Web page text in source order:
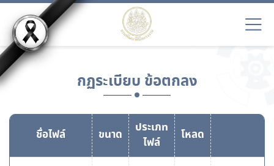
กฏระเบียบ ข้อตกลง
ชื่อไฟล์ ขนาด
ประเภท
ไฟล์
โหลด